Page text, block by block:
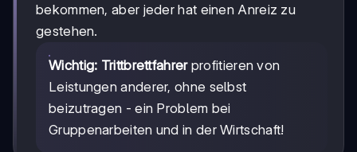
bekommen, aber jeder hat einen Anreiz zu
gestehen.
Wichtig: Trittbrettfahrerprofitieren von
Leistungen anderer, ohne selbst
beizutragen - ein Problem bei
Gruppenarbeiten und in der Wirtschaft!